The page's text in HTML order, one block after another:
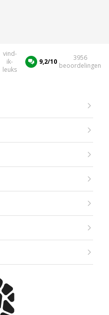
vind-
ik-
leuks
9,2/10
3956
beoordelingen